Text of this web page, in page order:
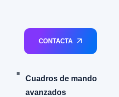
Cuadros de mando
avanzados
CONTACTA